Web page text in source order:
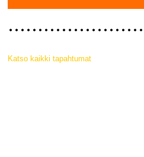
Katso kaikki tapahtumat